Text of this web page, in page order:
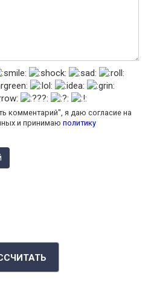
комментарий", я даю согласие на
и принимаю политику